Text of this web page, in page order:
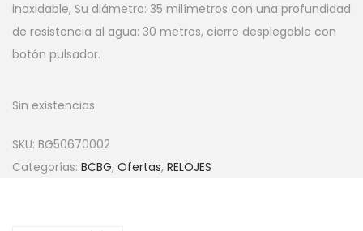
inoxidable, Su diámetro: 35 milímetros con una profundidad
de resistencia al agua: 30 metros, cierre desplegable con
botón pulsador.
Sin existencias
SKU: BG50670002
Categorías: BCBG, Ofertas, RELOJES